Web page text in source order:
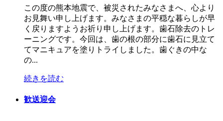
この度の熊本地震で、被災されたみなさまへ、心より
お見舞い申し上げます。みなさまの平穏な暮らしが早
く戻りますようお祈り申し上げます。歯石除去のトレ
ーニングです。今回は、歯の根の部分に歯石に見立て
てマニキュアを塗りトライしました。歯ぐきの中な
の...
続きを読む
歓送迎会